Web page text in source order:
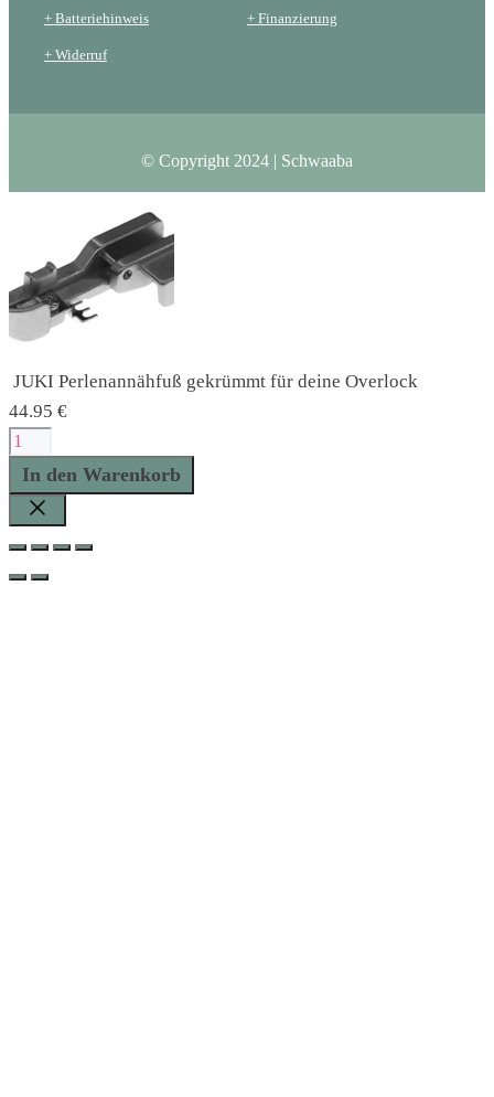
+ Batteriehinweis
+ Widerruf
+ Finanzierung
© Copyright 2024 | Schwaaba
JUKI Perlenannähfuß gekrümmt für deine Overlock
44.95 €
JUKI
Perlenannähfuß
gekrümmt
für
In den Warenkorb
Schließen